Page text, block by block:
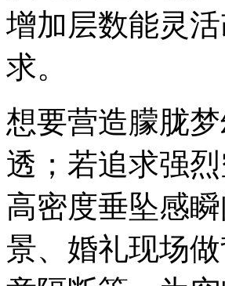
增加层数能灵
求。
想要营造朦胧
透；若追求强
高密度垂坠感
景、婚礼现场